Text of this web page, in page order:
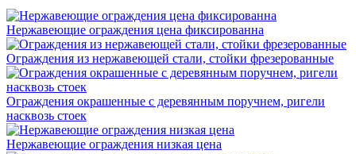
Нержавеющие ограждения цена фиксированна
Ограждения из нержавеющей стали, стойки фрезерованные
Ограждения окрашенные с деревянным поручнем, ригели
насквозь стоек
Нержавеющие ограждения низкая цена